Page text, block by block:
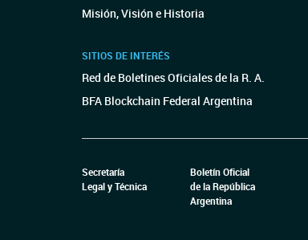
Misión, Visión e Historia
SITIOS DE INTERÉS
Red de Boletines Oficiales de la R. A.
BFA Blockchain Federal Argentina
Secretaría
Legal y Técnica
Boletín Oficial
de la República
Argentina